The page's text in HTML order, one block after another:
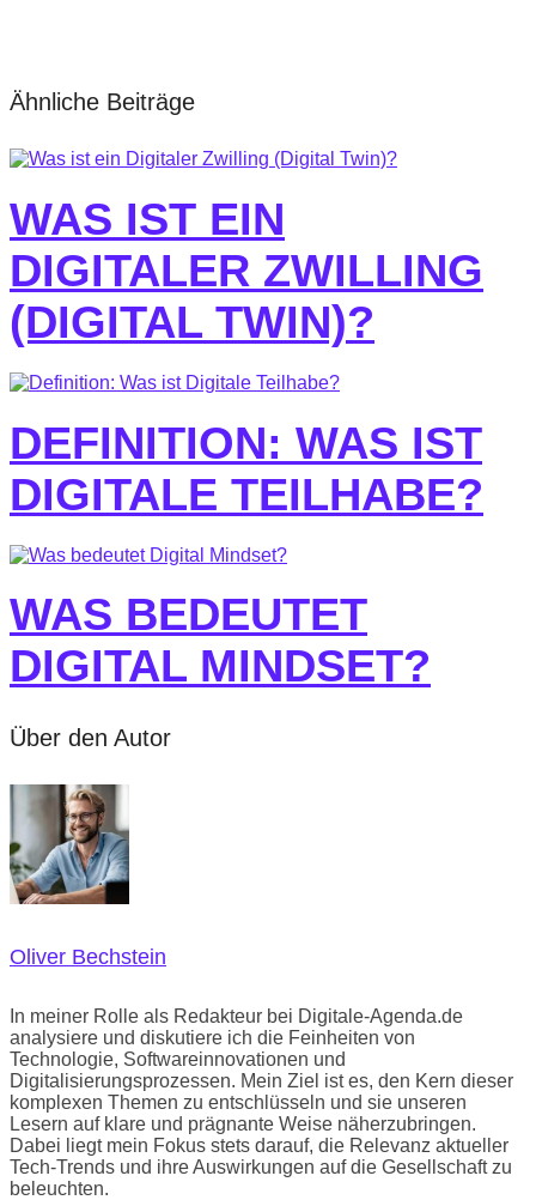
Ähnliche Beiträge
WAS IST EIN
DIGITALER ZWILLING
(DIGITAL TWIN)?
DEFINITION: WAS IST
DIGITALE TEILHABE?
WAS BEDEUTET
DIGITAL MINDSET?
Über den Autor
Oliver Bechstein
In meiner Rolle als Redakteur bei Digitale-Agenda.de
analysiere und diskutiere ich die Feinheiten von
Technologie, Softwareinnovationen und
Digitalisierungsprozessen. Mein Ziel ist es, den Kern dieser
komplexen Themen zu entschlüsseln und sie unseren
Lesern auf klare und prägnante Weise näherzubringen.
Dabei liegt mein Fokus stets darauf, die Relevanz aktueller
Tech-Trends und ihre Auswirkungen auf die Gesellschaft zu
beleuchten.